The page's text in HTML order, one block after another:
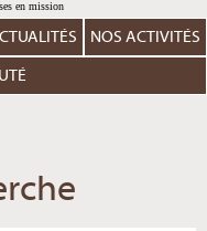
NOS ACTIVITÉS